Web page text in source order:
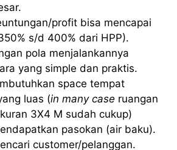
profit bisa mencapai
s/d 400% dari HPP).
pola menjalankannya
yang simple dan praktis.
space tempat
luas (in many case ruangan
3X4 M sudah cukup)
pasokan (air baku).
customer/pelanggan.